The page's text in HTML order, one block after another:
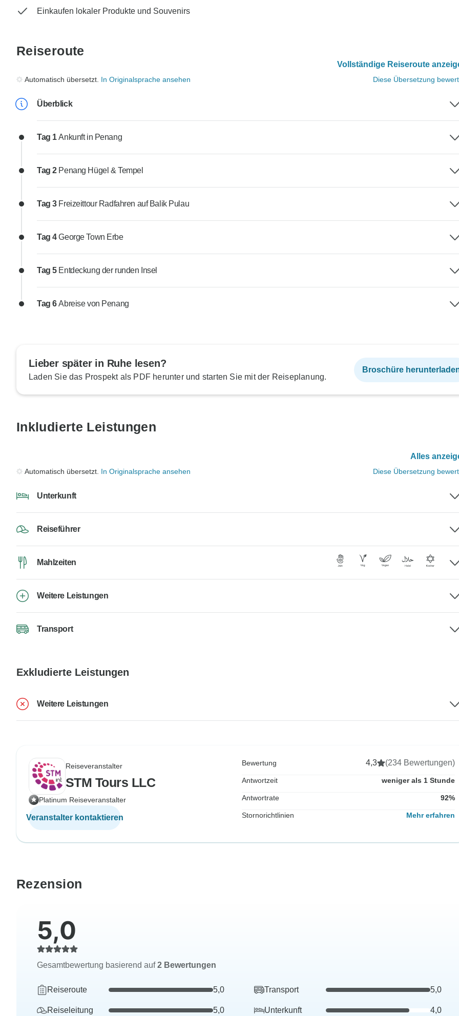
Einkaufen lokaler Produkte und Souvenirs
Reiseroute
Vollständige Reiseroute
Automatisch übersetzt. In Originalsprache ansehen Diese Übersetzung
Überblick
Tag 1Ankunft in Penang
Tag 2 Penang Hügel & Tempel
Tag 3 Freizeittour Radfahren auf Balik Pulau
Tag 4George Town Erbe
Tag 5 Entdeckung der runden Insel
Tag 6Abreise von Penang
Lieber später in Ruhe lesen?
Laden Sie das Prospekt als PDF herunter und starten Sie mit der Reiseplanung.
Broschüre
Inkludierte Leistungen
Alles
Automatisch übersetzt. In Originalsprache ansehen Diese Übersetzung
Unterkunft
Reiseführer
Mahlzeiten
Weitere Leistungen
Transport
Exkludierte Leistungen
Weitere Leistungen
Reiseveranstalter
STM Tours LLC
Platinum Reiseveranstalter
Veranstalter kontaktieren
Bewertung 4,3 (234 Bewertungen)
Antwortzeit weniger als 1 Stunde
Antwortrate 92%
Stornorichtlinien Mehr erfahren
Rezension
5,0
Gesamtbewertung basierend auf2 Bewertungen
Reiseroute 5,0 Transport 5,0
Reiseleitung 5,0 Unterkunft 4,0